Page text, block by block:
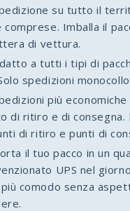
su tutto il
comprese. Imballa il
di vettura.
a tutti i tipi di
spedizioni
più
di ritiro e di consegna.
di ritiro e punti di
il tuo pacco in un
UPS nel
comodo senza